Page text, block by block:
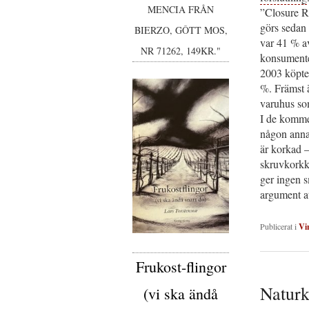
”Closure
görs
var 41 %
2003
%. Främst
varuhus
I de
någon
är korkad
ger ingen
argument
Publicerat i
MENCIA FRÅN
BIERZO, GÔTT MOS,
NR 71262, 149KR."
Frukost-flingor
(vi ska ändå